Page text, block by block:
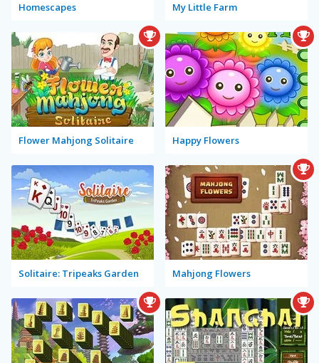
Homescapes My Little Farm
Flower Mahjong Solitaire Happy Flowers
Solitaire: Tripeaks Garden Mahjong Flowers